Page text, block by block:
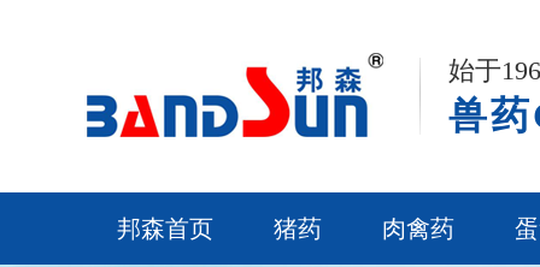
始于
兽
邦森首页 猪药 肉禽药